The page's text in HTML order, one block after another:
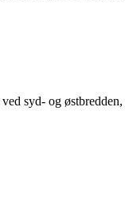
syd- og østbredden,